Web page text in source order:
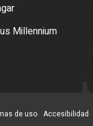
Millennium
de uso Accesibilidad